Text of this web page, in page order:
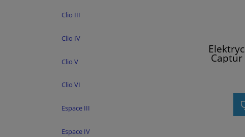
Clio III
Clio IV
Clio V
Clio VI
Espace III
Espace IV
Captur
Koleos
IV